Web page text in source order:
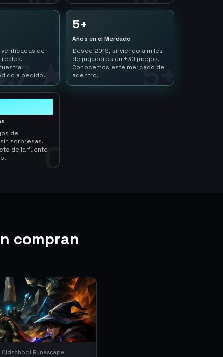
★
de
a pedido.
5+
5+
Años en el Mercado
Desde 2019, sirviendo a miles
de jugadores en +30 juegos.
Conocemos este mercado de
adentro.
0
de
sorpresas.
de la fuente
compran
Oldschool Runescape